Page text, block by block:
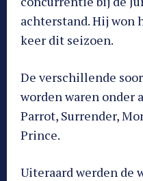
achterstand. Hij won
keer dit seizoen.
De verschillende
worden waren onder
Parrot, Surrender,
Prince.
Uiteraard werden de